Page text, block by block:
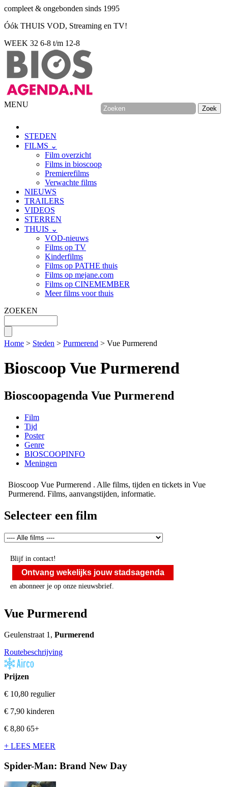
compleet & ongebonden sinds 1995
Óók THUIS VOD, Streaming en TV!
WEEK 32 6-8 t/m 12-8
MENU
STEDEN
FILMS ⌄
Film overzicht
Films in bioscoop
Premierefilms
Verwachte films
NIEUWS
TRAILERS
VIDEOS
STERREN
THUIS ⌄
VOD-nieuws
Films op TV
Kinderfilms
Films op PATHE thuis
Films op mejane.com
Films op CINEMEMBER
Meer films voor thuis
ZOEKEN
Home > Steden > Purmerend > Vue Purmerend
Bioscoop Vue Purmerend
Bioscoopagenda Vue Purmerend
Film
Tijd
Poster
Genre
BIOSCOOPINFO
Meningen
Bioscoop Vue Purmerend . Alle films, tijden en tickets in Vue
Purmerend. Films, aanvangstijden, informatie.
Selecteer een film
Blijf in contact!
Ontvang wekelijks jouw stadsagenda
en abonneer je op onze nieuwsbrief.
Vue Purmerend
Geulenstraat 1, Purmerend
Routebeschrijving
Prijzen
€ 10,80 regulier
€ 7,90 kinderen
€ 8,80 65+
+ LEES MEER
Spider-Man: Brand New Day